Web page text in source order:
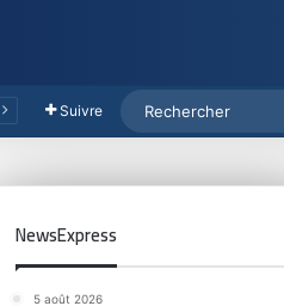
Suivre
NewsExpress
5 août 2026